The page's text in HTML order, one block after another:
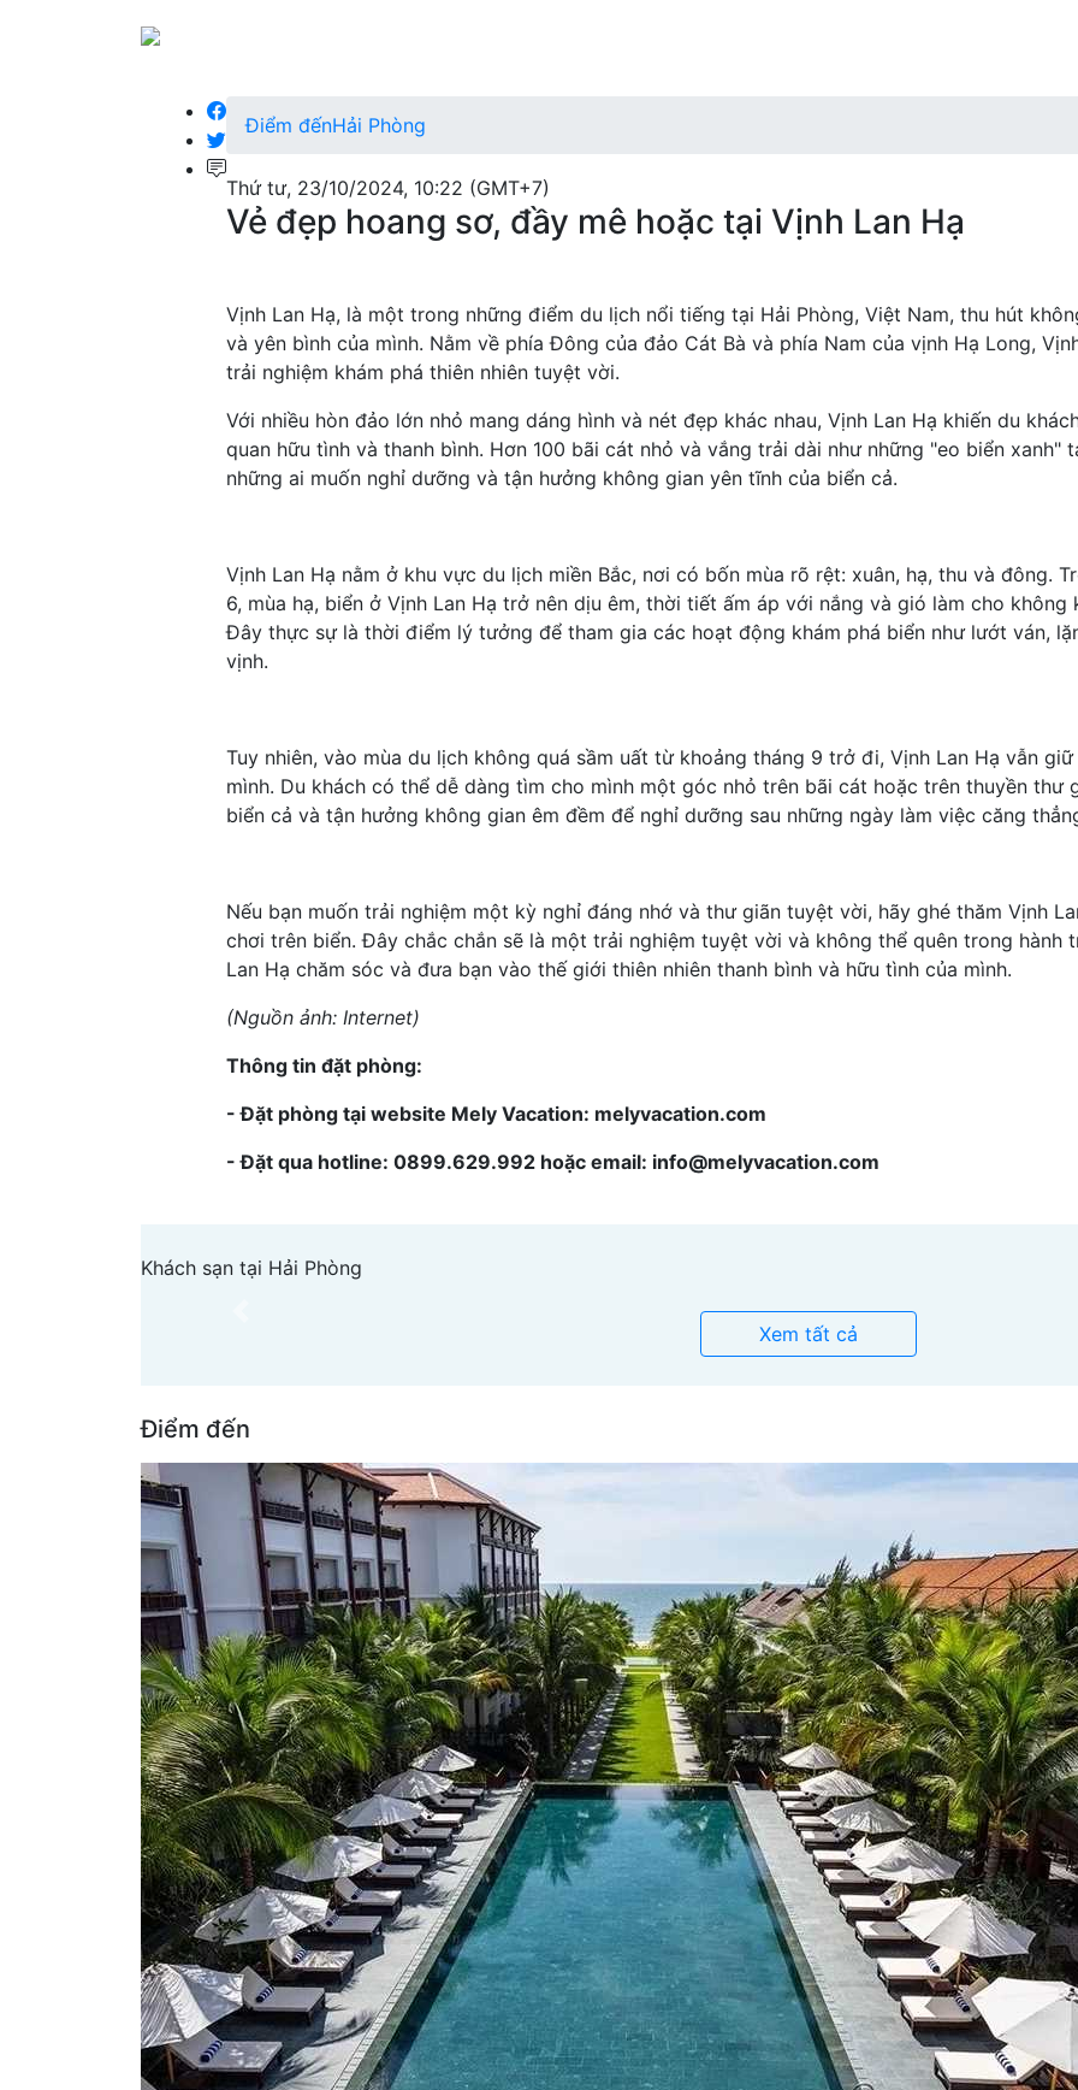
Điểm đếnHải Phòng
Thứ tư, 23/10/2024, 10:22 (GMT+7)
Vẻ đẹp hoang sơ, đầy mê hoặc tại Vịnh Lan Hạ
Vịnh Lan Hạ, là một trong những điểm du lịch nổi tiếng tại Hải Phòng, Việt Nam, thu hút
và yên bình của mình. Nằm về phía Đông của đảo Cát Bà và phía Nam của vịnh Hạ Long,
trải nghiệm khám phá thiên nhiên tuyệt vời.
Với nhiều hòn đảo lớn nhỏ mang dáng hình và nét đẹp khác nhau, Vịnh Lan Hạ khiến du
quan hữu tình và thanh bình. Hơn 100 bãi cát nhỏ và vắng trải dài như những "eo biển xanh"
những ai muốn nghỉ dưỡng và tận hưởng không gian yên tĩnh của biển cả.
Vịnh Lan Hạ nằm ở khu vực du lịch miền Bắc, nơi có bốn mùa rõ rệt: xuân, hạ, thu và đông.
6, mùa hạ, biển ở Vịnh Lan Hạ trở nên dịu êm, thời tiết ấm áp với nắng và gió làm cho
Đây thực sự là thời điểm lý tưởng để tham gia các hoạt động khám phá biển như lướt ván,
vịnh.
Tuy nhiên, vào mùa du lịch không quá sầm uất từ khoảng tháng 9 trở đi, Vịnh Lan Hạ vẫn
mình. Du khách có thể dễ dàng tìm cho mình một góc nhỏ trên bãi cát hoặc trên thuyền thư
biển cả và tận hưởng không gian êm đềm để nghỉ dưỡng sau những ngày làm việc căng
Nếu bạn muốn trải nghiệm một kỳ nghỉ đáng nhớ và thư giãn tuyệt vời, hãy ghé thăm Vịnh
chơi trên biển. Đây chắc chắn sẽ là một trải nghiệm tuyệt vời và không thể quên trong hành
Lan Hạ chăm sóc và đưa bạn vào thế giới thiên nhiên thanh bình và hữu tình của mình.
(Nguồn ảnh: Internet)
Thông tin đặt phòng:
- Đặt phòng tại website Mely Vacation: melyvacation.com
- Đặt qua hotline: 0899.629.992 hoặc email: info@melyvacation.com
Khách sạn tại Hải Phòng
Xem tất cả
Điểm đến